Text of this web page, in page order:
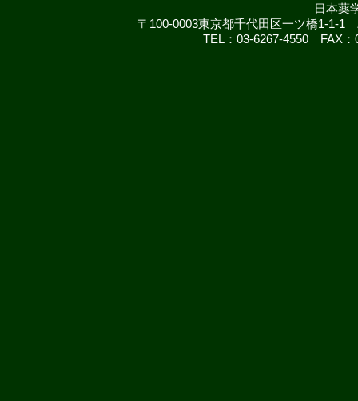
日本薬
〒100-0003東京都千代田区一ツ橋1-1-
TEL：03-6267-4550 FAX